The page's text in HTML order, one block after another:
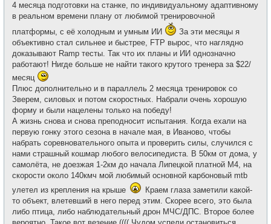
4 месяца подготовки на станке, по индивидуальному адаптивному
в реальном времени плану от любимой тренировочной
платформы, с её холодным и умным ИИ
За эти месяцы я
объективно стал сильнее и быстрее, FTP вырос, что наглядно
доказывают Ramp тесты. Так что их планы и ИИ однозначно
работают! Нигде больше не найти такого крутого тренера за $22/
месяц
Плюс дополнительно и в параллель 2 месяца тренировок со
Зверем, силовых и потом скоростных. Набрали очень хорошую
форму и были нацелены только на победу!
А жизнь снова и снова преподносит испытания. Когда ехали на
первую гонку этого сезона в начале мая, в Иваново, чтобы
набрать соревновательного опыта и проверить силы, случился с
нами страшный кошмар любого велосипедиста. В 50км от дома, у
самолёта, не доезжая 1-2км до начала Липецкой платной М4, на
скорости около 140кмч мой любимый основной карбоновый mtb
улетел из крепления на крыше
Краем глаза заметили какой-
то объект, влетевший в него перед этим. Скорее всего, это была
либо птица, либо наблюдательный дрон МЧС/ДПС. Второе более